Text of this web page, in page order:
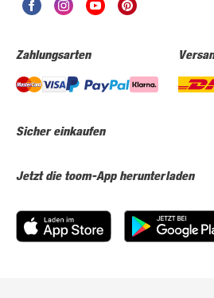
Zahlungsarten
Sicher einkaufen
Jetzt die toom-App herunterladen